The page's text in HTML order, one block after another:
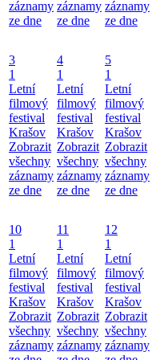
záznamy
ze dne
záznamy
ze dne
záznamy
ze dne
3
1
Letní
filmový
festival
Krašov
Zobrazit
všechny
záznamy
ze dne
4
1
Letní
filmový
festival
Krašov
Zobrazit
všechny
záznamy
ze dne
5
1
Letní
filmový
festival
Krašov
Zobrazit
všechny
záznamy
ze dne
10
1
Letní
filmový
festival
Krašov
Zobrazit
všechny
záznamy
11
1
Letní
filmový
festival
Krašov
Zobrazit
všechny
záznamy
12
1
Letní
filmový
festival
Krašov
Zobrazit
všechny
záznamy